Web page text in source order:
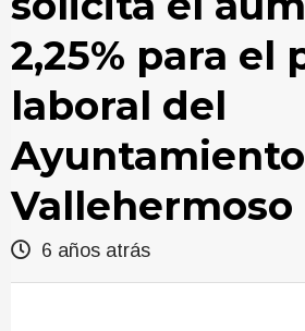
2,25% para el
laboral del
Vallehermoso
6 años atrás